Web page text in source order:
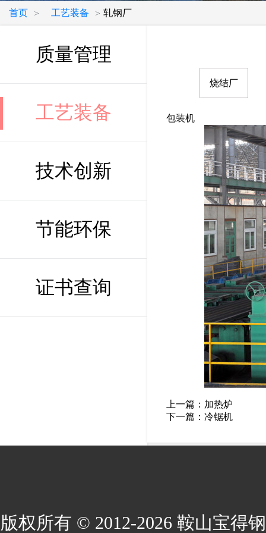
首页 > 工艺装备 > 轧钢厂
质量管理
工艺装备
技术创新
节能环保
证书查询
烧结厂
包装机
上一篇： 加热炉
下一篇： 冷锯机
版权所有 © 2012-2026 鞍山宝得钢